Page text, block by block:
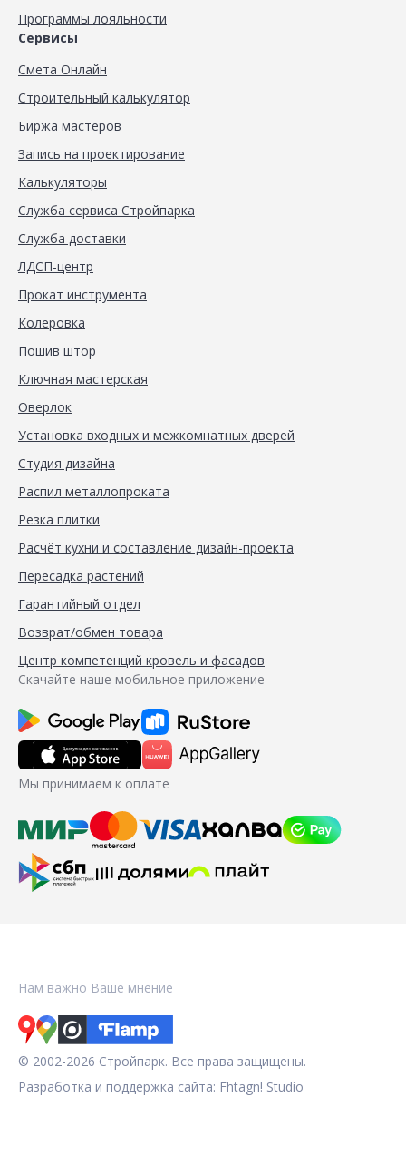
Программы лояльности
Сервисы
Смета Онлайн
Строительный калькулятор
Биржа мастеров
Запись на проектирование
Калькуляторы
Служба сервиса Стройпарка
Служба доставки
ЛДСП-центр
Прокат инструмента
Колеровка
Пошив штор
Ключная мастерская
Оверлок
Установка входных и межкомнатных дверей
Студия дизайна
Распил металлопроката
Резка плитки
Расчёт кухни и составление дизайн-проекта
Пересадка растений
Гарантийный отдел
Возврат/обмен товара
Центр компетенций кровель и фасадов
Скачайте наше мобильное приложение
Мы принимаем к оплате
Нам важно Ваше мнение
© 2002-2026 Стройпарк. Все права защищены.
Разработка и поддержка сайта: Fhtagn! Studio